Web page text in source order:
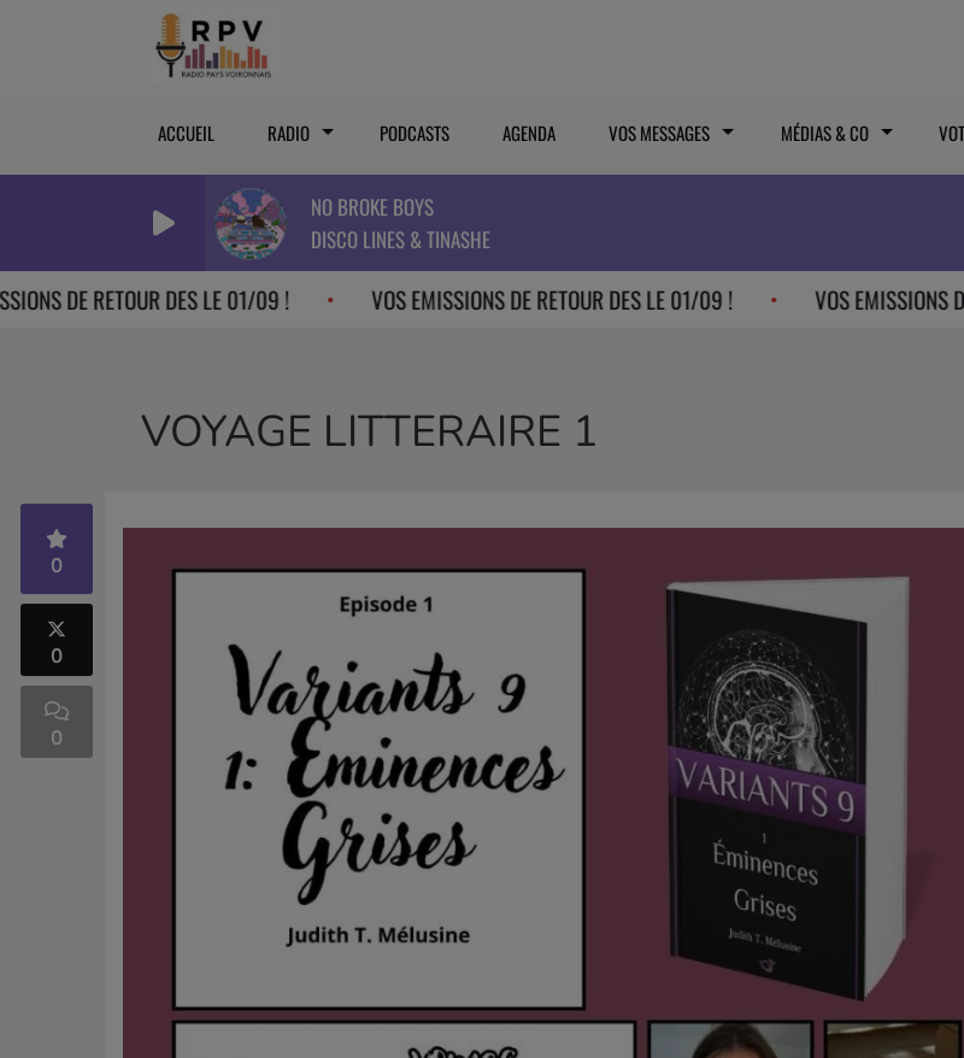
ACCUEIL RADIO PODCASTS AGENDA VOS MESSAGES MÉDIAS & CO
NO BROKE BOYS
DISCO LINES & TINASHE
RETOUR DES LE 01/09 ! VOS EMISSIONS DE RETOUR DES LE 01/09 ! VOS EMISSIONS DE
VOYAGE LITTERAIRE 1
0
0
0